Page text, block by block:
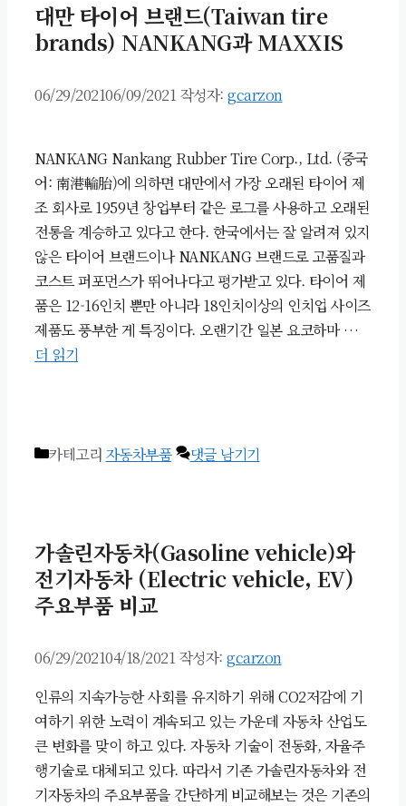
대만 타이어 브랜드(Taiwan tire
brands) NANKANG과 MAXXIS
06/29/202106/09/2021 작성자: gcarzon
NANKANG Nankang Rubber Tire Corp., Ltd. (중국
어: 南港輪胎)에 의하면 대만에서 가장 오래된 타이어 제
조 회사로 1959년 창업부터 같은 로그를 사용하고 오래된
전통을 계승하고 있다고 한다. 한국에서는 잘 알려져 있지
않은 타이어 브랜드이나 NANKANG 브랜드로 고품질과
코스트 퍼포먼스가 뛰어나다고 평가받고 있다. 타이어 제
품은 12-16인치 뿐만 아니라 18인치이상의 인치업 사이즈
제품도 풍부한 게 특징이다. 오랜기간 일본 요코하마 …
더 읽기
카테고리 자동차부품 댓글 남기기
가솔린자동차(Gasoline vehicle)와
전기자동차 (Electric vehicle, EV)
주요부품 비교
06/29/202104/18/2021 작성자: gcarzon
인류의 지속가능한 사회를 유지하기 위해 CO2저감에 기
여하기 위한 노력이 계속되고 있는 가운데 자동차 산업도
큰 변화를 맞이 하고 있다. 자동차 기술이 전동화, 자율주
행기술로 대체되고 있다. 따라서 기존 가솔린자동차와 전
기자동차의 주요부품을 간단하게 비교해보는 것은 기존의